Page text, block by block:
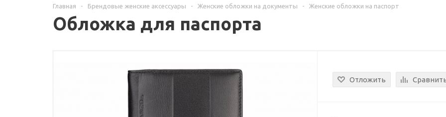
Главная - Брендовые женские аксессуары - Женские обложки на документы - Женские обложки на паспорт
Обложка для паспорта
Отложить